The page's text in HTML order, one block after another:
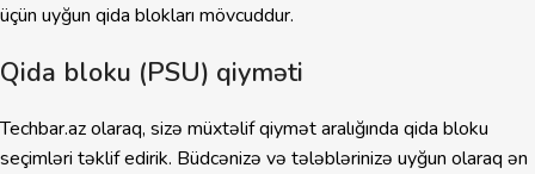
üçün uyğun qida blokları mövcuddur.
Qida bloku (PSU) qiyməti
Techbar.az olaraq, sizə müxtəlif qiymət aralığında qida bloku
seçimləri təklif edirik. Büdcənizə və tələblərinizə uyğun olaraq ən